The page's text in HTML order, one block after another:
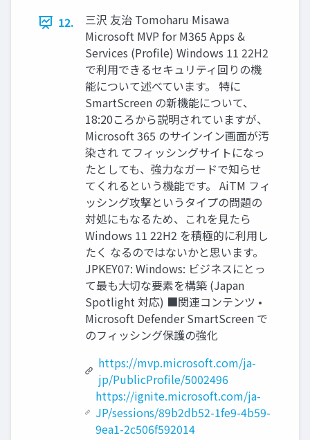
12.
三沢 友治 Tomoharu Misawa
Microsoft MVP for M365 Apps &
Services (Profile) Windows 11 22H2
で利用できるセキュリティ回りの機
能について述べています。 特に
SmartScreen の新機能について、
18:20ころから説明されていますが、
Microsoft 365 のサインイン画面が汚
染され てフィッシングサイトになっ
たとしても、強力なガードで知らせ
てくれるという機能です。 AiTM フィ
ッシング攻撃というタイプの問題の
対処にもなるため、これを見たら
Windows 11 22H2 を積極的に利用し
たく なるのではないかと思います。
JPKEY07: Windows: ビジネスにとっ
て最も大切な要素を構築 (Japan
Spotlight 対応) ■関連コンテンツ •
Microsoft Defender SmartScreen で
のフィッシング保護の強化
https://mvp.microsoft.com/ja-
jp/PublicProfile/5002496
https://ignite.microsoft.com/ja-
JP/sessions/89b2db52-1fe9-4b59-
9ea1-2c506f592014